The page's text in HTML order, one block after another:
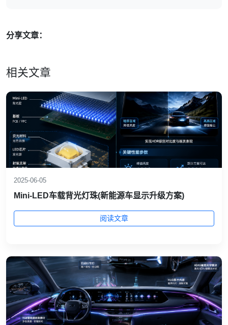
分享文章：
相关文章
2025-06-05
Mini‑LED车载背光灯珠(新能源车显示升级方案)
阅读文章